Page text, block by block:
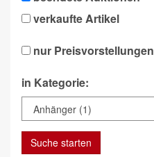
verkaufte Artikel
nur Preisvorstellungen
in Kategorie:
Suche starten